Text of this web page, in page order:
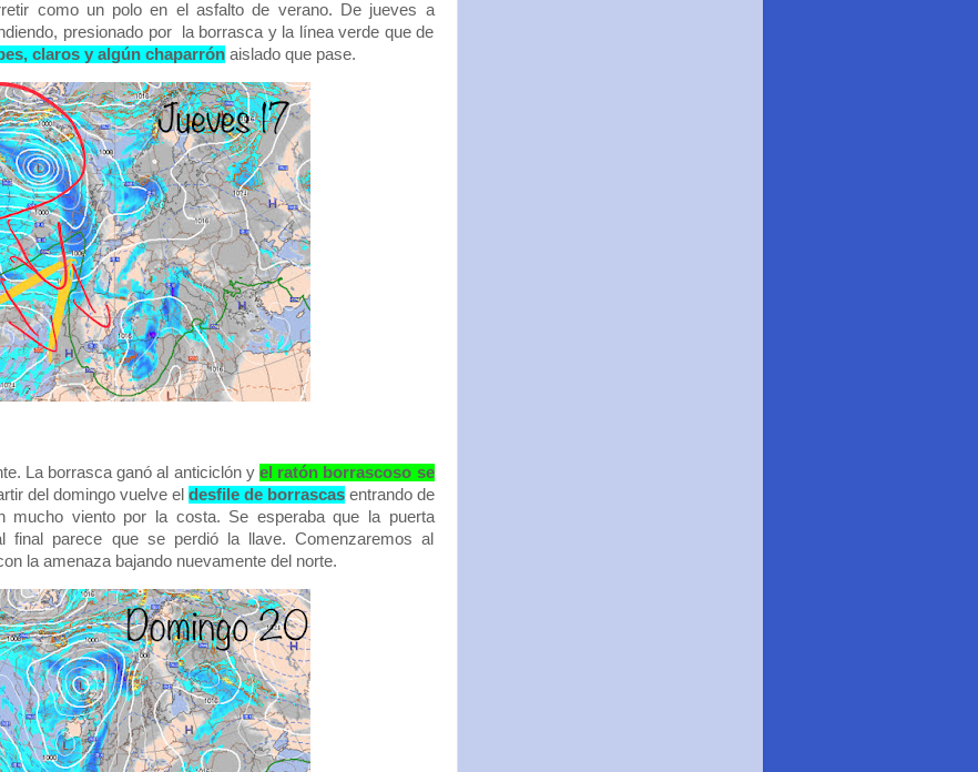
como un polo en el asfalto de verano. De jueves a
presionado por la borrasca y la línea verde que de
claros y algún chaparrónaislado que pase.
La borrasca ganó al anticiclón y el ratón borrascoso se
del domingo vuelve el desfile de borrascasentrando de
mucho viento por la costa. Se esperaba que la puerta
final parece que se perdió la llave. Comenzaremos al
la amenaza bajando nuevamente del norte.